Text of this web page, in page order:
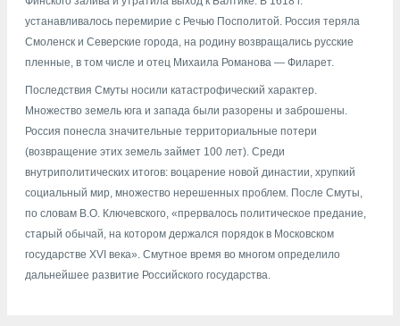
устанавливалось перемирие с Речью Посполитой. Россия теряла
Смоленск и Северские города, на родину возвращались русские
пленные, в том числе и отец Михаила Романова — Филарет.
Последствия Смуты носили катастрофический характер.
Множество земель юга и запада были разорены и заброшены.
Россия понесла значительные территориальные потери
(возвращение этих земель займет 100 лет). Среди
внутриполитических итогов: воцарение новой династии, хрупкий
социальный мир, множество нерешенных проблем. После Смуты,
по словам В.О. Ключевского, «прервалось политическое предание,
старый обычай, на котором держался порядок в Московском
государстве XVI века». Смутное время во многом определило
дальнейшее развитие Российского государства.